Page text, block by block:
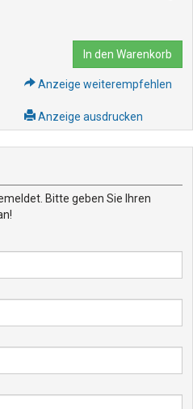
In den Warenkorb
Anzeige weiterempfehlen
Anzeige ausdrucken
Bitte geben Sie Ihren